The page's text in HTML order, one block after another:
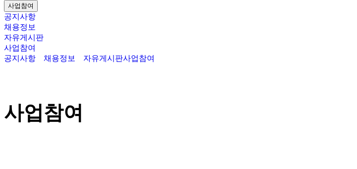
사업참여
공지사항
채용정보
자유게시판
사업참여
공지사항
채용정보 자유게시판사업참여
사업참여